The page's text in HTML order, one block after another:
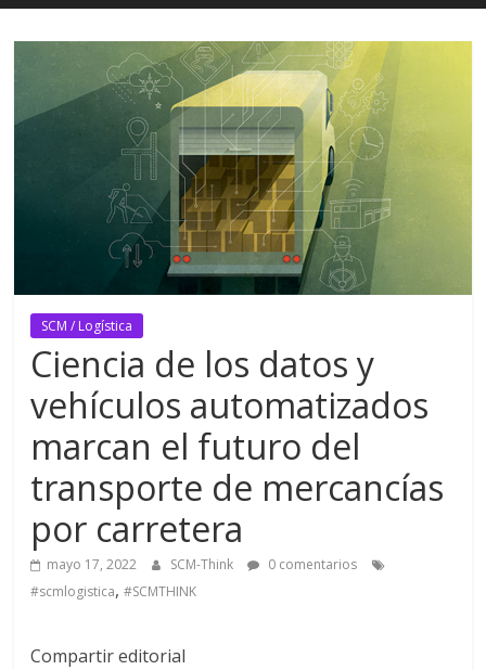
SCM / Logística
Ciencia de los datos y
vehículos automatizados
marcan el futuro del
transporte de mercancías
por carretera
mayo 17, 2022 SCM-Think
0 comentarios
#scmlogistica,#SCMTHINK
Compartir editorial